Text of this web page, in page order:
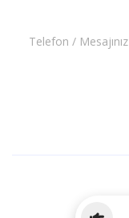
Telefon / Mesajınız